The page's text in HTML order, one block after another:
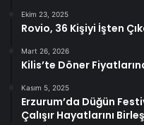
Ekim 23, 2025
Rovio, 36 Kişiyi İşten
Mart 26, 2026
Kilis’te Döner
Kasım 5, 2025
Erzurum’da Düğün
Çalışır Hayatlarını